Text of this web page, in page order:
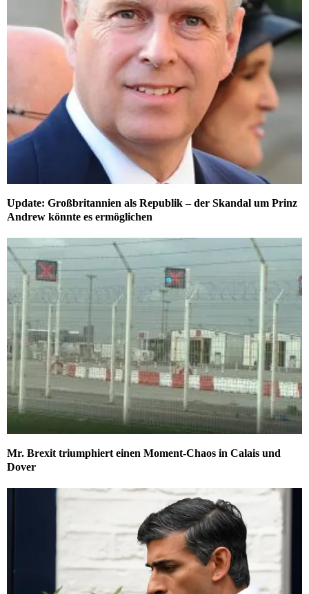
Update: Großbritannien als Republik – der Skandal um Prinz
Andrew könnte es ermöglichen
Mr. Brexit triumphiert einen Moment-Chaos in Calais und
Dover